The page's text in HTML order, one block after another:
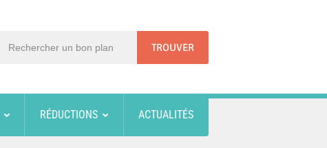
RÉDUCTIONS ACTUALITÉS